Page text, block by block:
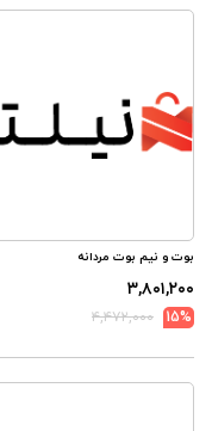
بوت و نیم بوت مردانه
۳,۸۰۱,۲۰۰
15%
۴,۴۷۲,۰۰۰